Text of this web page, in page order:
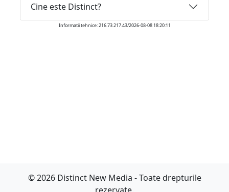
Cine este Distinct?
Informatii tehnice: 216.73.217.43/2026-08-08 18:20:11
© 2026 Distinct New Media - Toate drepturile